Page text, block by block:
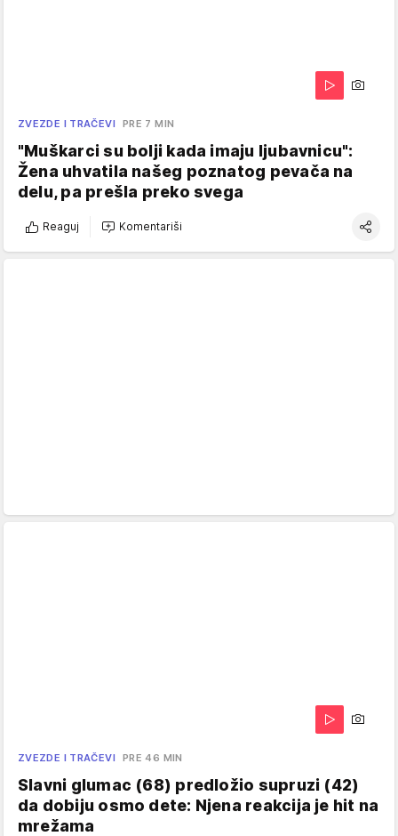
ZVEZDE I TRAČEVI PRE 7 MIN
"Muškarci su bolji kada imaju ljubavnicu":
Žena uhvatila našeg poznatog pevača na
delu, pa prešla preko svega
Reaguj Komentariši
ZVEZDE I TRAČEVI PRE 46 MIN
Slavni glumac (68) predložio supruzi (42)
da dobiju osmo dete: Njena reakcija je hit na
mrežama